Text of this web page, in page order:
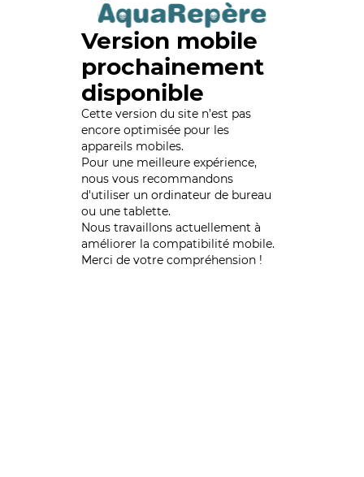
Version mobile
prochainement
disponible
Cette version du site n’est pas
encore optimisée pour les
appareils mobiles.
Pour une meilleure expérience,
nous vous recommandons
d'utiliser un ordinateur de bureau
ou une tablette.
Nous travaillons actuellement à
améliorer la compatibilité mobile.
Merci de votre compréhension !